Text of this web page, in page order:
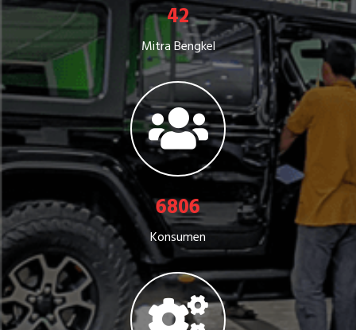
50
Mitra Bengkel
8200
Konsumen